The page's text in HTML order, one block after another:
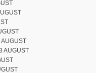
AUGUST
AUGUST